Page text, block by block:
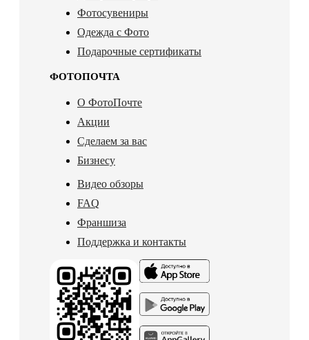
Фотосувениры
Одежда с Фото
Подарочные сертификаты
ФОТОПОЧТА
О ФотоПочте
Акции
Сделаем за вас
Бизнесу
Видео обзоры
FAQ
Франшиза
Поддержка и контакты